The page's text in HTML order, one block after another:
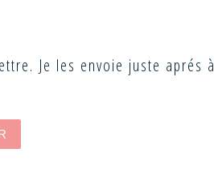
Je les envoie juste aprés à